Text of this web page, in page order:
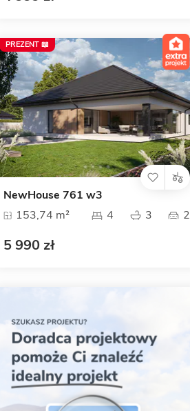
NewHouse 761 w3
153,74 m²
4 3 2
5 990 zł
PREZENT 📖